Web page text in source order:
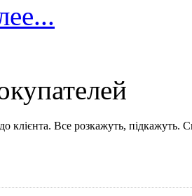
клієнта. Все розкажуть, підкажуть.